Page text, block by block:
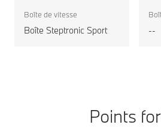
Boîte de vitesse
Boîte Steptronic Sport --
Points